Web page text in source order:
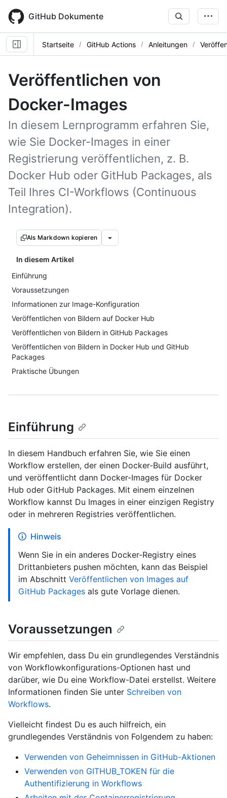
main
content
GitHub Dokumente
Startseite GitHub Actions Anleitungen
Veröffentlichen von
Docker-Images
In diesem Lernprogramm erfahren Sie,
wie Sie Docker-Images in einer
Registrierung veröffentlichen, z. B.
Docker Hub oder GitHub Packages, als
Teil Ihres CI-Workflows (Continuous
Integration).
Als Markdown kopieren
In diesem Artikel
Einführung
Voraussetzungen
Informationen zur Image-Konfiguration
Veröffentlichen von Bildern auf Docker Hub
Veröffentlichen von Bildern in GitHub Packages
Veröffentlichen von Bildern in Docker Hub und GitHub
Packages
Praktische Übungen
Einführung
In diesem Handbuch erfahren Sie, wie Sie einen
Workflow erstellen, der einen Docker-Build ausführt,
und veröffentlicht dann Docker-Images für Docker
Hub oder GitHub Packages. Mit einem einzelnen
Workflow kannst Du Images in einer einzigen Registry
oder in mehreren Registries veröffentlichen.
Hinweis
Wenn Sie in ein anderes Docker-Registry eines
Drittanbieters pushen möchten, kann das Beispiel
im Abschnitt Veröffentlichen von Images auf
GitHub Packages als gute Vorlage dienen.
Voraussetzungen
Wir empfehlen, dass Du ein grundlegendes Verständnis
von Workflowkonfigurations-Optionen hast und
darüber, wie Du eine Workflow-Datei erstellst. Weitere
Informationen finden Sie unter Schreiben von
Workflows.
Vielleicht findest Du es auch hilfreich, ein
grundlegendes Verständnis von Folgendem zu haben:
Verwenden von Geheimnissen in GitHub-Aktionen
Verwenden von GITHUB_TOKEN für die
Authentifizierung in Workflows